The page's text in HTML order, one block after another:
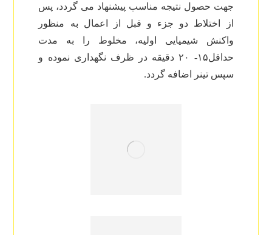
جهت حصول نتیجه مناسب پیشنهاد می گردد، پس
از اختلاط دو جزء و قبل از اعمال به منظور
واکنش شیمیایی اولیه، مخلوط را به مدت
حداقل۱۵- ۲۰ دقیقه در ظرف نگهداری نموده و
سپس تینر اضافه گردد.